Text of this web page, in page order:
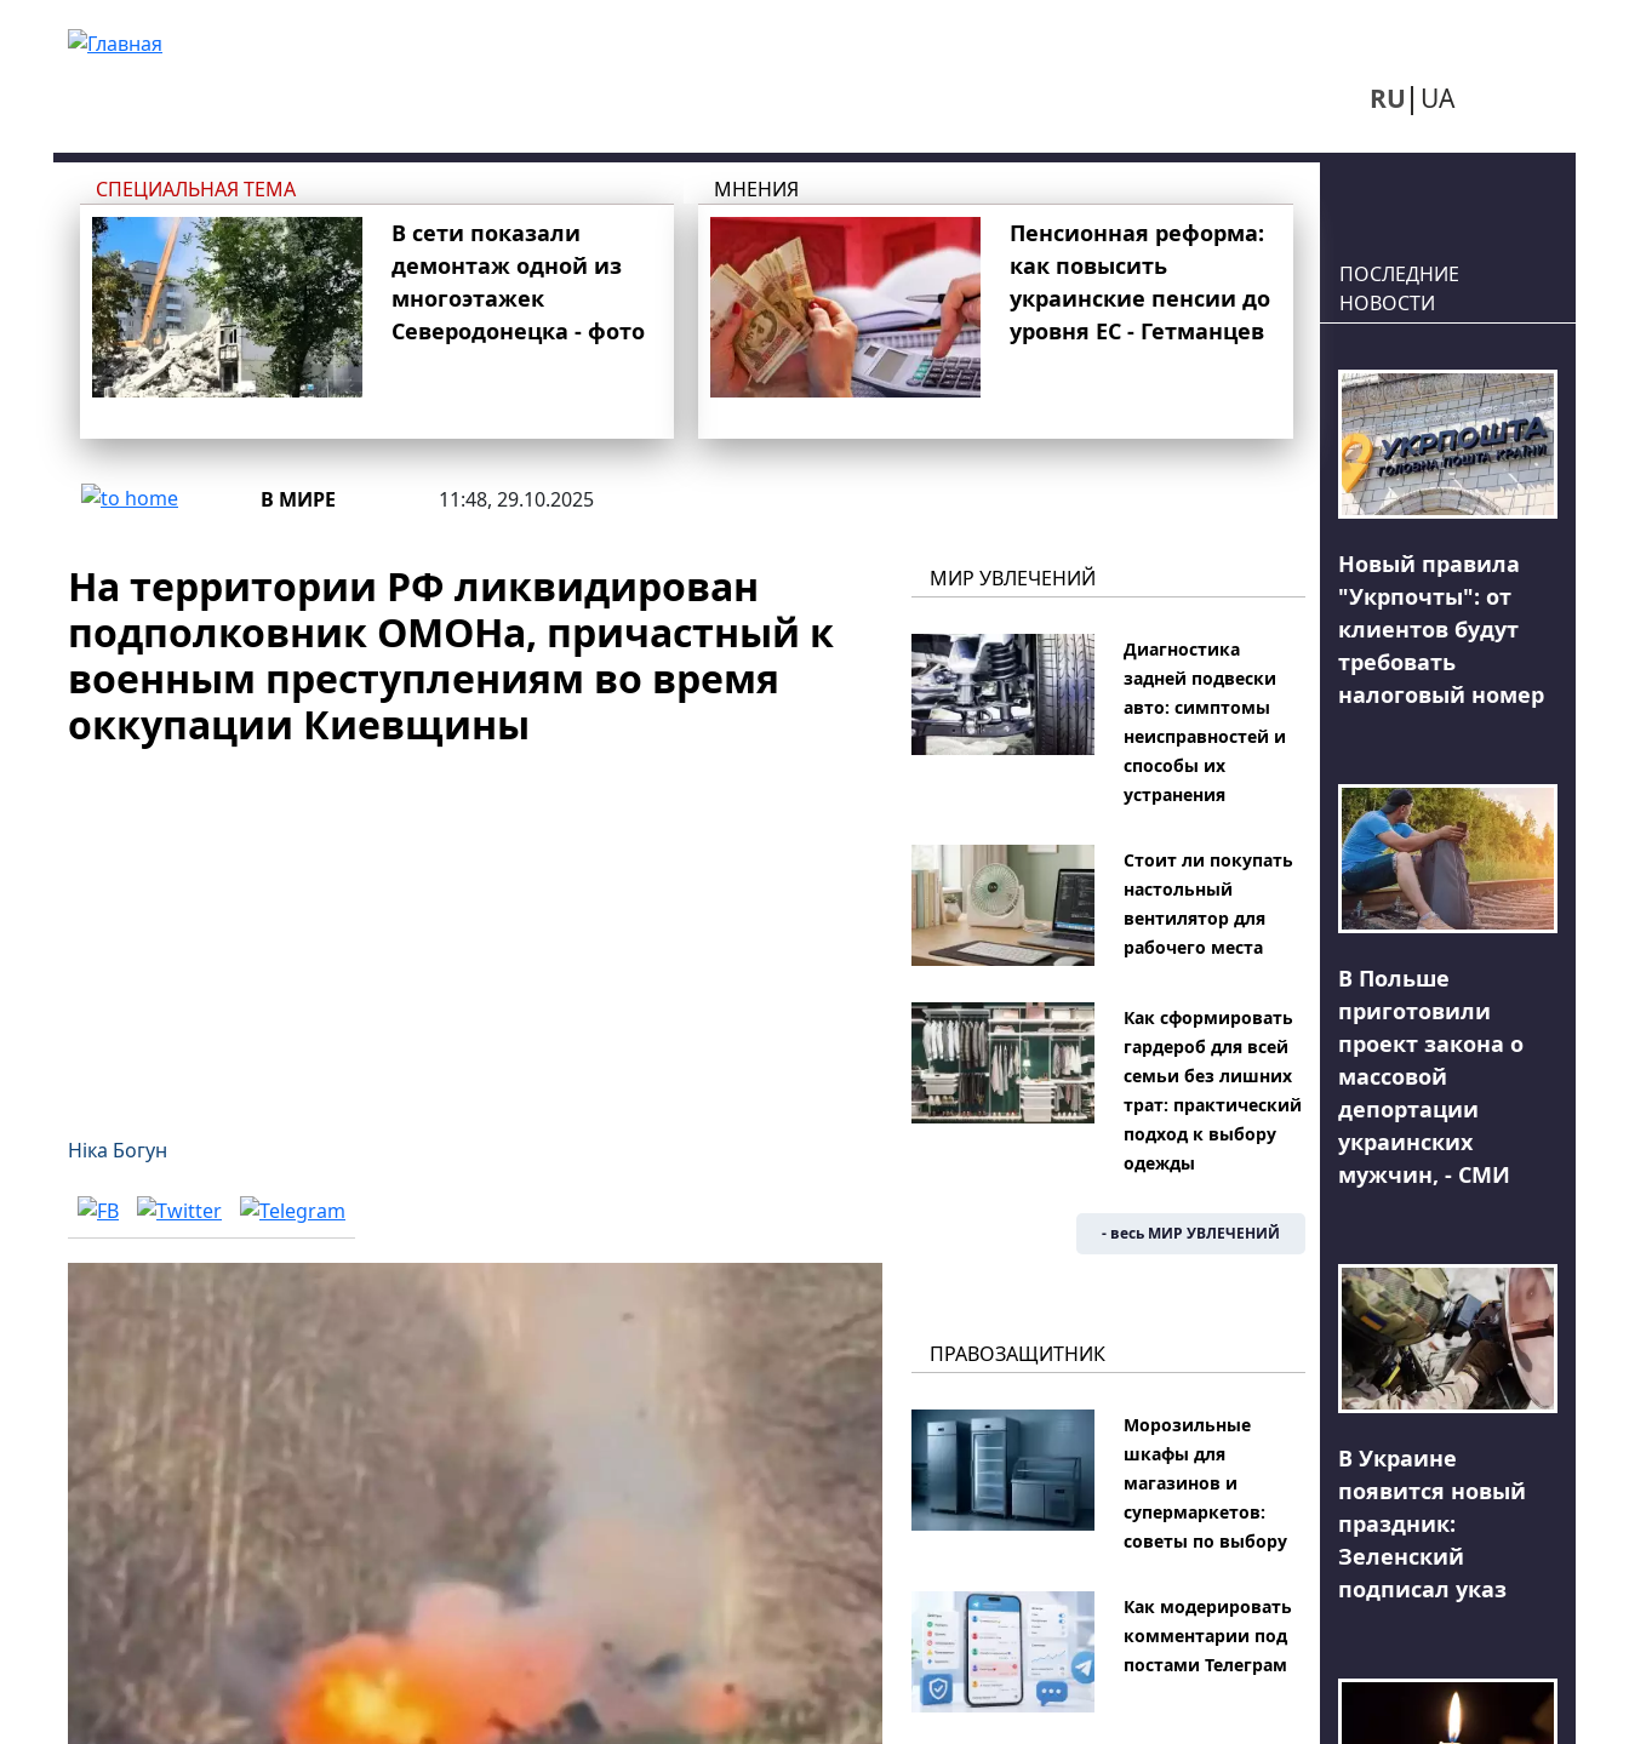
RU UA
СПЕЦИАЛЬНАЯ ТЕМА
В сети показали
демонтаж одной из
многоэтажек
Северодонецка - фото
МНЕНИЯ
Пенсионная реформа:
как повысить
украинские пенсии до
уровня ЕС - Гетманцев
В МИРЕ 11:48, 29.10.2025
На территории РФ ликвидирован
подполковник ОМОНа, причастный к
военным преступлениям во время
оккупации Киевщины
Ніка Богун
МИР УВЛЕЧЕНИЙ
Диагностика
задней подвески
авто: симптомы
неисправностей и
способы их
устранения
Стоит ли покупать
настольный
вентилятор для
рабочего места
Как сформировать
гардероб для всей
семьи без лишних
трат: практический
подход к выбору
одежды
- весь МИР УВЛЕЧЕНИЙ
ПРАВОЗАЩИТНИК
Морозильные
шкафы для
магазинов и
супермаркетов:
советы по выбору
Как модерировать
комментарии под
постами Телеграм
ПОСЛЕДНИЕ
НОВОСТИ
Новый правила
"Укрпочты": от
клиентов будут
требовать
налоговый номер
В Польше
приготовили
проект закона о
массовой
депортации
украинских
мужчин, - СМИ
В Украине
появится новый
праздник:
Зеленский
подписал указ